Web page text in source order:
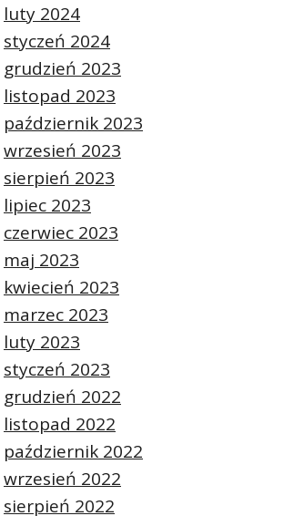
luty 2024
styczeń 2024
grudzień 2023
listopad 2023
październik 2023
wrzesień 2023
sierpień 2023
lipiec 2023
czerwiec 2023
maj 2023
kwiecień 2023
marzec 2023
luty 2023
styczeń 2023
grudzień 2022
listopad 2022
październik 2022
wrzesień 2022
sierpień 2022